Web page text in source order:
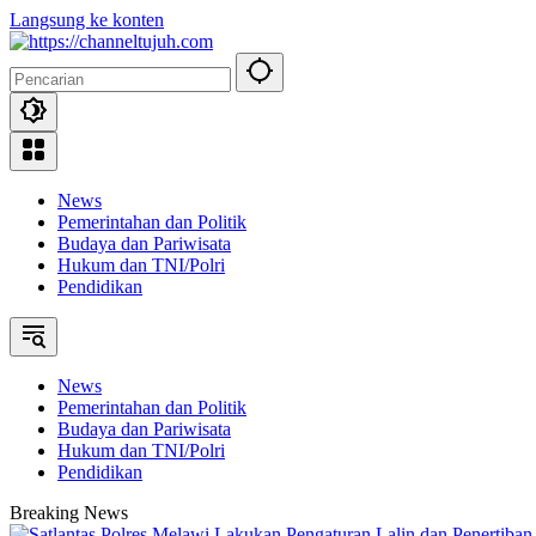
Langsung ke konten
News
Pemerintahan dan Politik
Budaya dan Pariwisata
Hukum dan TNI/Polri
Pendidikan
News
Pemerintahan dan Politik
Budaya dan Pariwisata
Hukum dan TNI/Polri
Pendidikan
Breaking News